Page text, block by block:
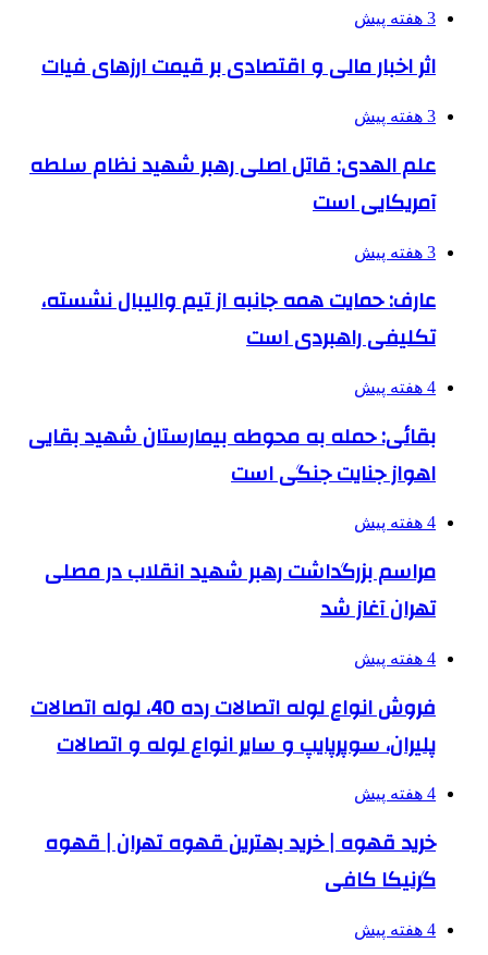
3 هفته پیش
اثر اخبار مالی و اقتصادی بر قیمت ارزهای فیات
3 هفته پیش
علم الهدی: قاتل اصلی رهبر شهید نظام سلطه
آمریکایی است
3 هفته پیش
عارف: حمایت همه جانبه از تیم والیبال نشسته،
تکلیفی راهبردی است
4 هفته پیش
بقائی: حمله به محوطه بیمارستان شهید بقایی
اهواز جنایت جنگی است
4 هفته پیش
مراسم بزرگداشت رهبر شهید انقلاب در مصلی
تهران آغاز شد
4 هفته پیش
فروش انواع لوله اتصالات رده 40، لوله اتصالات
پلیران، سوپرپایپ و سایر انواع لوله و اتصالات
4 هفته پیش
خرید قهوه | خرید بهترین قهوه تهران | قهوه
گرنیکا کافی
4 هفته پیش